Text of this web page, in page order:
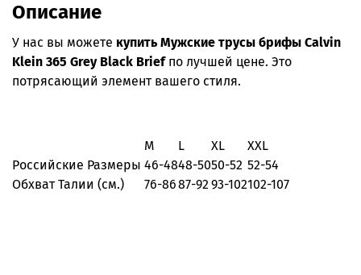
Описание
У нас вы можете купить Мужские трусы брифы Calvin
Klein 365 Grey Black Briefпо лучшей цене. Это
потрясающий элемент вашего стиля.
M L XL
XXL
Российские Размеры 46-4848-5050-52 52-54
Обхват Талии (см.)
76-8687-92 93-102102-107